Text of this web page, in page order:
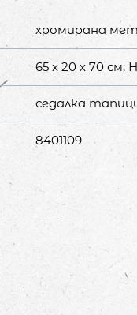
хромирана
65 х 20 х 70 см;
седалка
8401109